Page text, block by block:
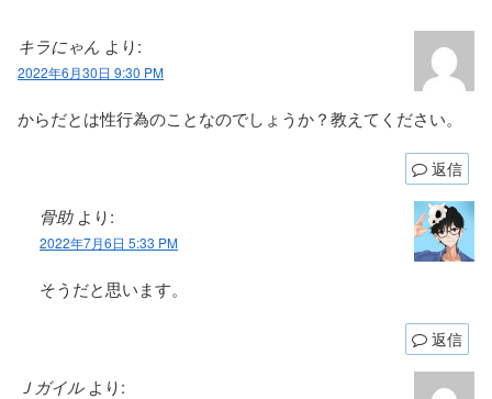
キラにゃん より:
2022年6月30日 9:30 PM
からだとは性行為のことなのでしょうか？教えてください。
返信
骨助 より:
2022年7月6日 5:33 PM
そうだと思います。
返信
Ｊガイル より: